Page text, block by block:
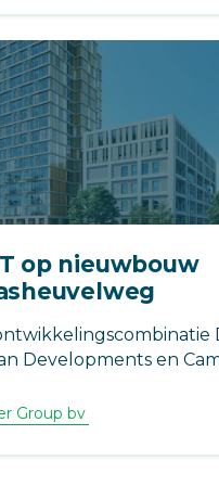
tot het dak.
op nieuwbouw
Developments en
opdracht gegeven voor
aan de
Group bv